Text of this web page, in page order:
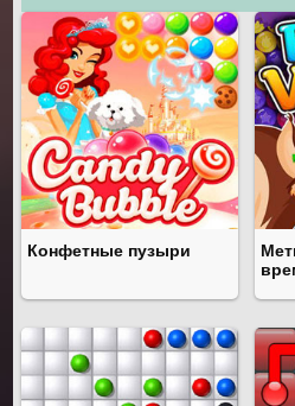
Конфетные пузыри